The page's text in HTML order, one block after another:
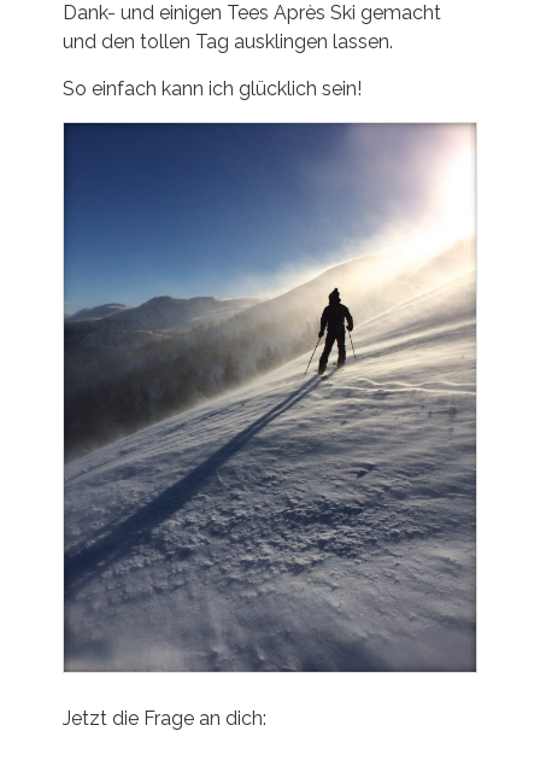
Dank- und einigen Tees Après Ski gemacht
und den tollen Tag ausklingen lassen.
So einfach kann ich glücklich sein!
Jetzt die Frage an dich: